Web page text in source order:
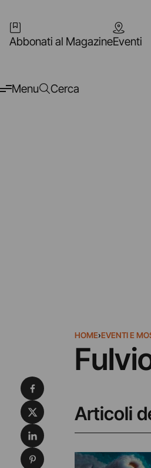
Abbonati al MagazineEventi
Menu Cerca
HOME›EVENTI E
Articoli
Condividi su Facebook
Condividi su X
Condividi su LinkedIn
Condividi su Pinterest